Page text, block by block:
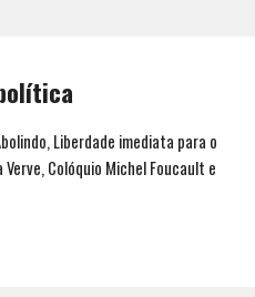
Liberdade imediata para o
Colóquio Michel Foucault e